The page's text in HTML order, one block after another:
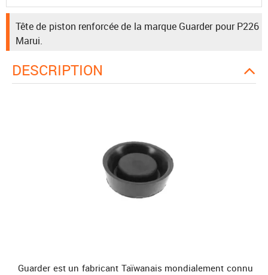
Tête de piston renforcée de la marque Guarder pour P226
Marui.
DESCRIPTION
Guarder est un fabricant Taïwanais mondialement connu